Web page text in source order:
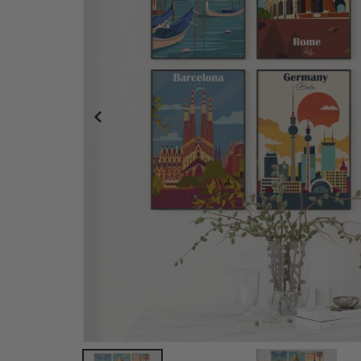
Personalisiertes Poster - Schwarz-Weiß-Herz-